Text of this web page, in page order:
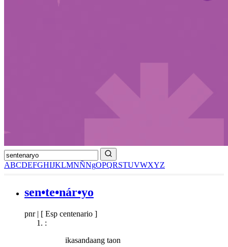
ABCDEFGHIJKLMNÑNgOPQRSTUVWXYZ
sen•te•nár•yo
pnr | [ Esp centenario ]
:
ikasandaang taon